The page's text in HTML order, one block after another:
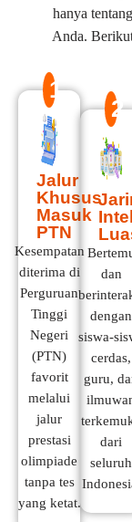
hanya
Anda.
1
Jalur
Khusus
Masuk
PTN
Kesempatan
diterima di
Perguruan
Tinggi
Negeri
(PTN)
favorit
melalui
jalur
prestasi
olimpiade
tanpa tes
yang ketat.
2
dan
dengan
siswa-
cerdas,
guru,
dari
seluruh